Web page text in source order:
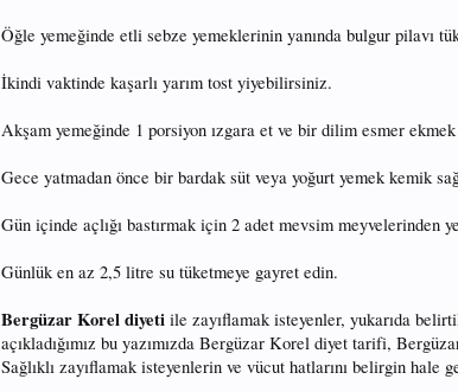
Öğle yemeğinde etli sebze yemeklerinin yanında bulgur pilavı
İkindi vaktinde kaşarlı yarım tost yiyebilirsiniz.
Akşam yemeğinde 1 porsiyon ızgara et ve bir dilim esmer
Gece yatmadan önce bir bardak süt veya yoğurt yemek kemik
Gün içinde açlığı bastırmak için 2 adet mevsim meyvelerinden
Günlük en az 2,5 litre su tüketmeye gayret edin.
Bergüzar Korel diyeti ile zayıflamak isteyenler, yukarıda
açıkladığımız bu yazımızda Bergüzar Korel diyet tarifi,
Sağlıklı zayıflamak isteyenlerin ve vücut hatlarını belirgin